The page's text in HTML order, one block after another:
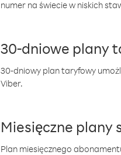
numer na świecie w niskich
30-dniowe plany
30-dniowy plan taryfowy
Viber.
Miesięczne plany
Plan miesięcznego